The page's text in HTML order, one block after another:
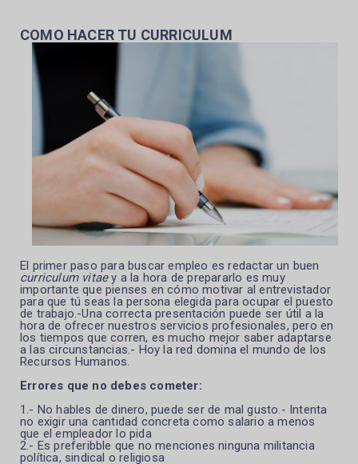
COMO HACER TU CURRICULUM
El primer paso para buscar empleo es redactar un buen
curriculum vitaey a la hora de prepararlo es muy
importante que pienses en cómo motivar al entrevistador
para que tú seas la persona elegida para ocupar el puesto
de trabajo.-Una correcta presentación puede ser útil a la
hora de ofrecer nuestros servicios profesionales, pero en
los tiempos que corren, es mucho mejor saber adaptarse
a las circunstancias.- Hoy la red domina el mundo de los
Recursos Humanos.
Errores que no debes cometer:
1.- No hables de dinero, puede ser de mal gusto.- Intenta
no exigir una cantidad concreta como salario a menos
que el empleador lo pida
2.- Es preferibble que no menciones ninguna militancia
política, sindical o religiosa